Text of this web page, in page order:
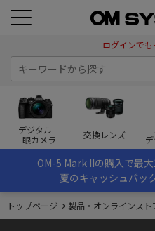
ログインでも
デジタル
一眼カメラ
交換レンズ
OM-5 Mark IIの購入で最
夏のキャッシュバッ
トップページ 製品・オンラインスト